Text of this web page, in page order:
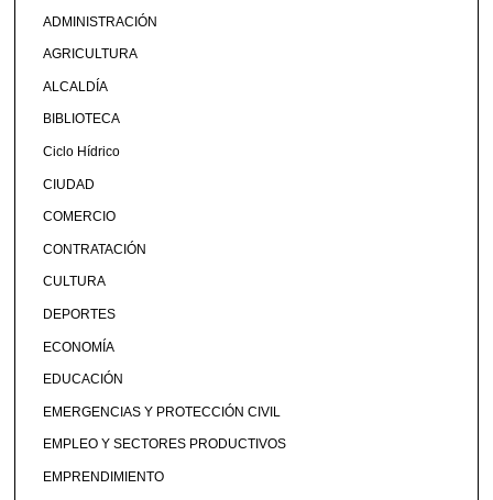
ADMINISTRACIÓN
AGRICULTURA
ALCALDÍA
BIBLIOTECA
Ciclo Hídrico
CIUDAD
COMERCIO
CONTRATACIÓN
CULTURA
DEPORTES
ECONOMÍA
EDUCACIÓN
EMERGENCIAS Y PROTECCIÓN CIVIL
EMPLEO Y SECTORES PRODUCTIVOS
EMPRENDIMIENTO